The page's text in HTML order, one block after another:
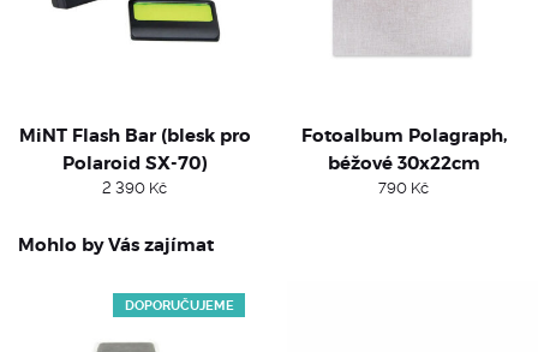
MiNT Flash Bar (blesk pro
Polaroid SX-70)
2 390 Kč
Fotoalbum Polagraph,
béžové 30x22cm
790 Kč
Mohlo by Vás zajímat
DOPORUČUJEME